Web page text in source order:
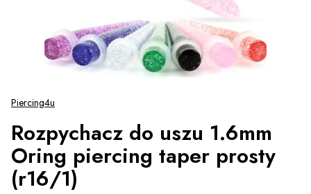
Piercing4u
Rozpychacz do uszu 1.6mm
Oring piercing taper prosty
(r16/1)